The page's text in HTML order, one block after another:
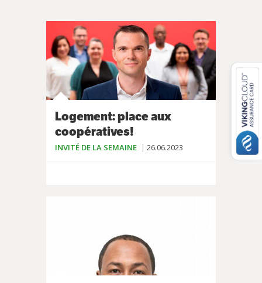
Logement: place aux
coopératives!
INVITÉ DE LA SEMAINE 26.06.2023